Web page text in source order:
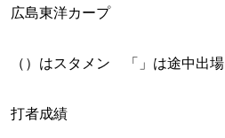
広島東洋カープ
（）はスタメン 「」は途中出場
打者成績